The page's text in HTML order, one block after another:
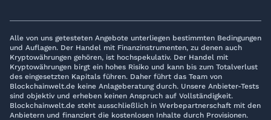
Alle von uns getesteten Angebote unterliegen bestimmten Bedingungen
und Auflagen. Der Handel mit Finanzinstrumenten, zu denen auch
Kryptowährungen gehören, ist hochspekulativ. Der Handel mit
Kryptowährungen birgt ein hohes Risiko und kann bis zum Totalverlust
des eingesetzten Kapitals führen. Daher führt das Team von
Blockchainwelt.de keine Anlageberatung durch. Unsere Anbieter-Tests
sind objektiv und erheben keinen Anspruch auf Vollständigkeit.
Blockchainwelt.de steht ausschließlich in Werbepartnerschaft mit den
Anbietern und finanziert die kostenlosen Inhalte durch Provisionen.